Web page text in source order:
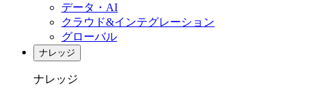
データ・AI
クラウド&インテグレーション
グローバル
ナレッジ
ナレッジ